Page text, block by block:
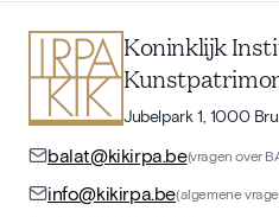
Koninklijk
Jubelpark 1, 1000
balat@kikirpa.be(vragen over
info@kikirpa.be(algemene